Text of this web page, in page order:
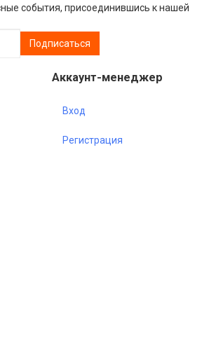
события, присоединившись к нашей
Аккаунт-менеджер
Вход
Регистрация